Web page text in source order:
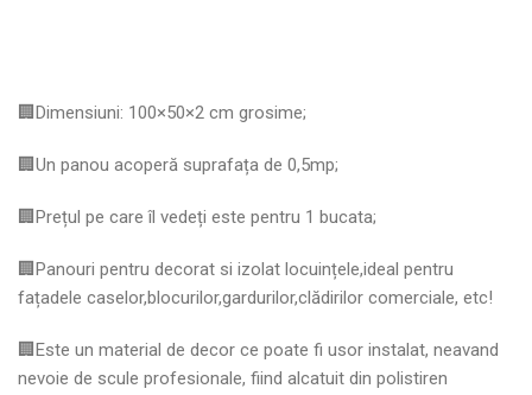
🏢Dimensiuni: 100×50×2 cm grosime;
🏢Un panou acoperă suprafața de 0,5mp;
🏢Prețul pe care îl vedeți este pentru 1 bucata;
🏢Panouri pentru decorat si izolat locuințele,ideal pentru
fațadele caselor,blocurilor,gardurilor,clădirilor comerciale, etc!
🏢Este un material de decor ce poate fi usor instalat, neavand
nevoie de scule profesionale, fiind alcatuit din polistiren